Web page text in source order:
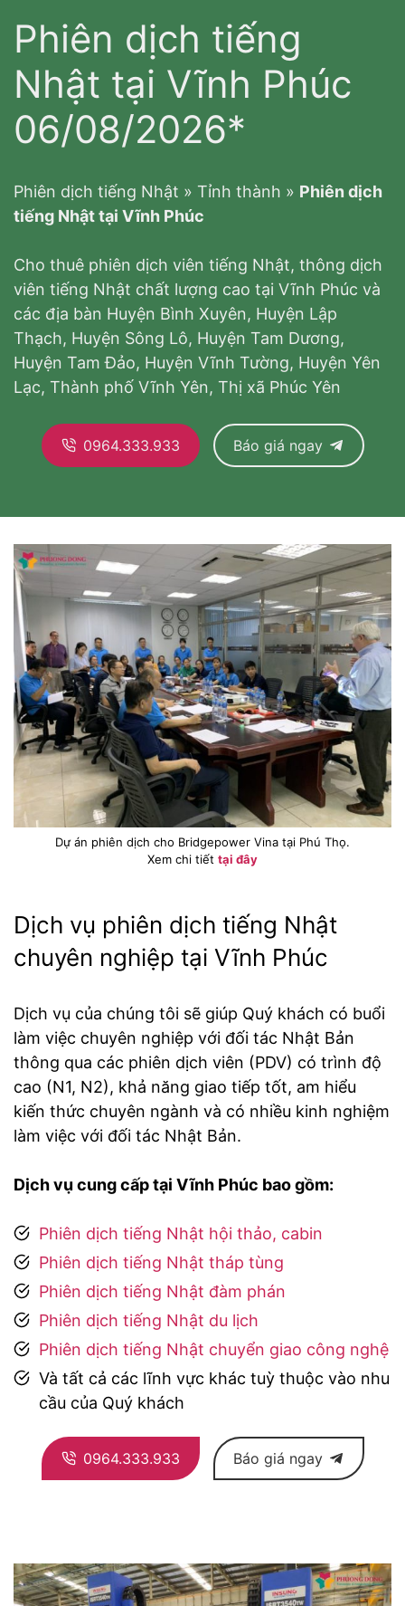
Phiên dịch tiếng
Nhật tại Vĩnh Phúc
06/08/2026*
Phiên dịch tiếng Nhật » Tỉnh thành » Phiên dịch
tiếng Nhật tại Vĩnh Phúc
Cho thuê phiên dịch viên tiếng Nhật, thông dịch
viên tiếng Nhật chất lượng cao tại Vĩnh Phúc và
các địa bàn Huyện Bình Xuyên, Huyện Lập
Thạch, Huyện Sông Lô, Huyện Tam Dương,
Huyện Tam Đảo, Huyện Vĩnh Tường, Huyện Yên
Lạc, Thành phố Vĩnh Yên, Thị xã Phúc Yên
0964.333.933 Báo giá ngay
Dự án phiên dịch cho Bridgepower Vina tại Phú Thọ.
Xem chi tiết tại đây
Dịch vụ phiên dịch tiếng Nhật
chuyên nghiệp tại Vĩnh Phúc
Dịch vụ của chúng tôi sẽ giúp Quý khách có buổi
làm việc chuyên nghiệp với đối tác Nhật Bản
thông qua các phiên dịch viên (PDV) có trình độ
cao (N1, N2), khả năng giao tiếp tốt, am hiểu
kiến thức chuyên ngành và có nhiều kinh nghiệm
làm việc với đối tác Nhật Bản.
Dịch vụ cung cấp tại Vĩnh Phúc bao gồm:
Phiên dịch tiếng Nhật hội thảo, cabin
Phiên dịch tiếng Nhật tháp tùng
Phiên dịch tiếng Nhật đàm phán
Phiên dịch tiếng Nhật du lịch
Phiên dịch tiếng Nhật chuyển giao công nghệ
Và tất cả các lĩnh vực khác tuỳ thuộc vào nhu
cầu của Quý khách
0964.333.933 Báo giá ngay